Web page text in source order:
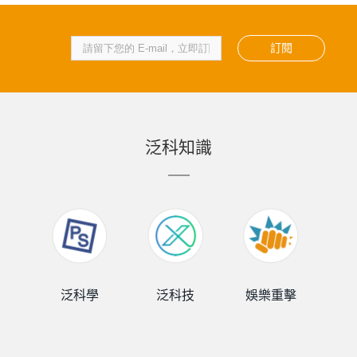
訂閱
泛科知識
泛科學 泛科技 娛樂重擊